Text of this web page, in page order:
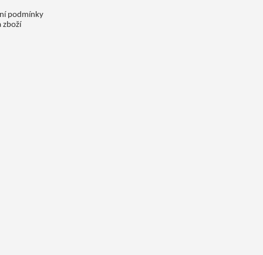
podmínky
zboží